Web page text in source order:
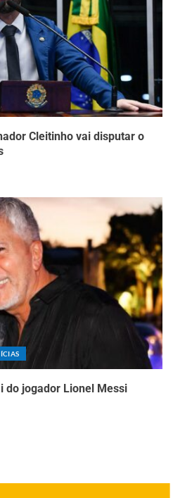
Cleitinho vai disputar o
do jogador Lionel Messi